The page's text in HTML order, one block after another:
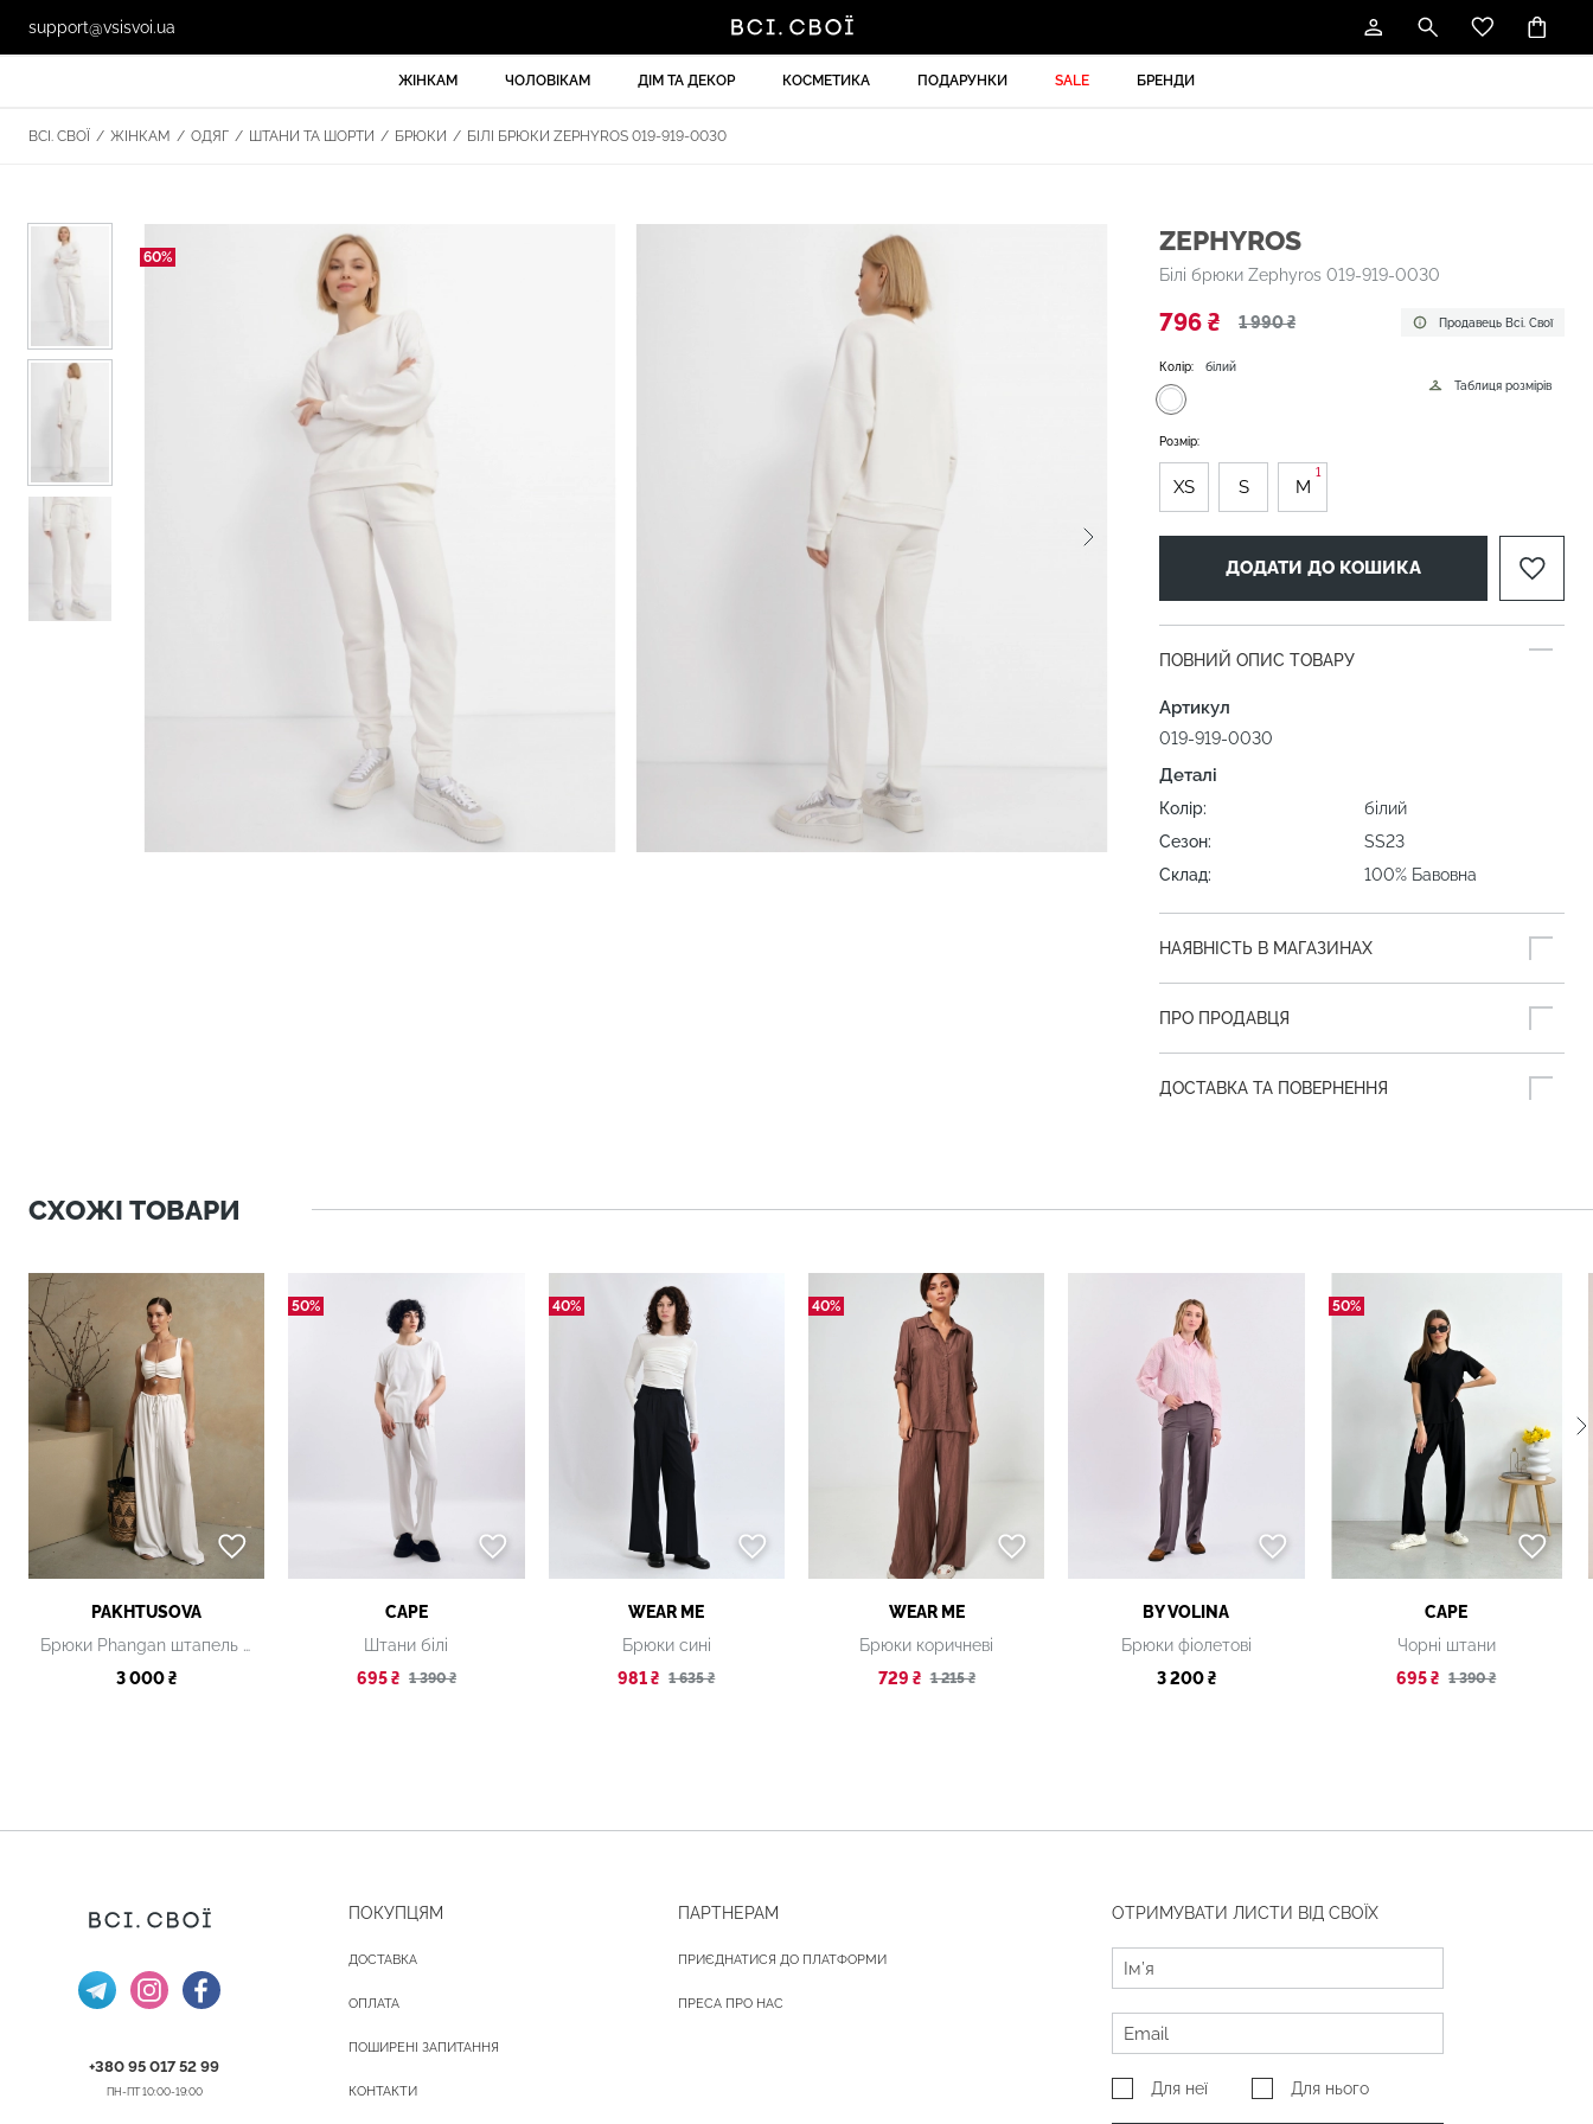
support@vsisvoi.ua
ЖІНКАМ ЧОЛОВІКАМ ДІМ ТА ДЕКОР КОСМЕТИКА ПОДАРУНКИ SALE БРЕНДИ
ВСІ. СВОЇ / ЖІНКАМ / ОДЯГ / ШТАНИ ТА ШОРТИ / БРЮКИ / БІЛІ БРЮКИ ZEPHYROS 019-919-0030
60%
ZEPHYROS
Білі брюки Zephyros 019-919-0030
796 ₴ 1 990 ₴ Продавець Всі. Свої
Колір:
білий
Таблиця розмірів
Розмір:
XS S M
1
ДОДАТИ ДО КОШИКА
ПОВНИЙ ОПИС ТОВАРУ
Артикул
019-919-0030
Деталі
Колір:
білий
Сезон:
SS23
Склад:
100% Бавовна
НАЯВНІСТЬ В МАГАЗИНАХ
ПРО ПРОДАВЦЯ
ДОСТАВКА ТА ПОВЕРНЕННЯ
СХОЖІ ТОВАРИ
PAKHTUSOVA
Брюки Phangan штапель білі
3 000 ₴
50%
CAPE
Штани білі
695 ₴ 1 390 ₴
40%
WEAR ME
Брюки сині
981 ₴ 1 635 ₴
40%
WEAR ME
Брюки коричневі
729 ₴ 1 215 ₴
BY VOLINA
Брюки фіолетові
3 200 ₴
50%
CAPE
Чорні штани
695 ₴ 1 390 ₴
+380 95 017 52 99
ПН-ПТ 10:00-19:00
ПОКУПЦЯМ
ДОСТАВКА
ОПЛАТА
ПОШИРЕНІ ЗАПИТАННЯ
КОНТАКТИ
ПАРТНЕРАМ
ПРИЄДНАТИСЯ ДО ПЛАТФОРМИ
ПРЕСА ПРО НАС
ОТРИМУВАТИ ЛИСТИ ВІД СВОЇХ
Для неї Для нього